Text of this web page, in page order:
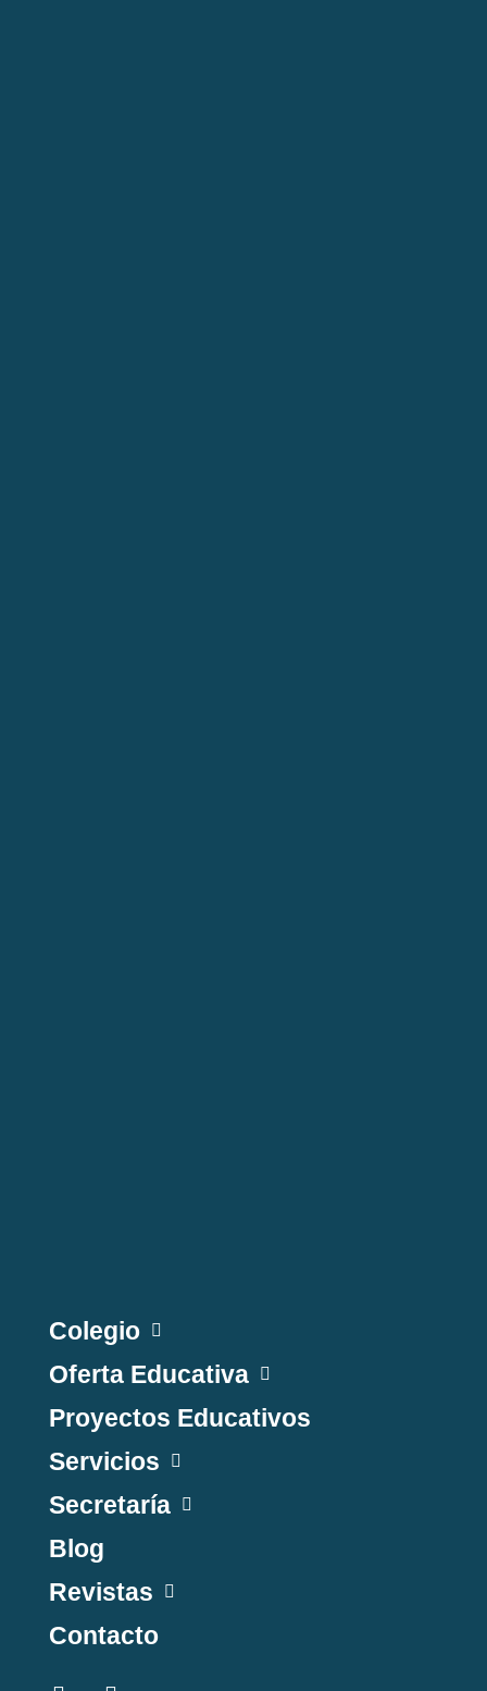
Colegio
Oferta Educativa
Proyectos Educativos
Servicios
Secretaría
Blog
Revistas
Contacto